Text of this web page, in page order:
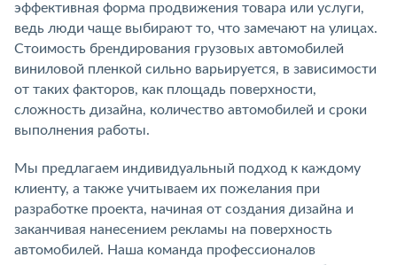
эффективная форма продвижения товара или услуги,
ведь люди чаще выбирают то, что замечают на улицах.
Стоимость брендирования грузовых автомобилей
виниловой пленкой сильно варьируется, в зависимости
от таких факторов, как площадь поверхности,
сложность дизайна, количество автомобилей и сроки
выполнения работы.
Мы предлагаем индивидуальный подход к каждому
клиенту, а также учитываем их пожелания при
разработке проекта, начиная от создания дизайна и
заканчивая нанесением рекламы на поверхность
автомобилей. Наша команда профессионалов